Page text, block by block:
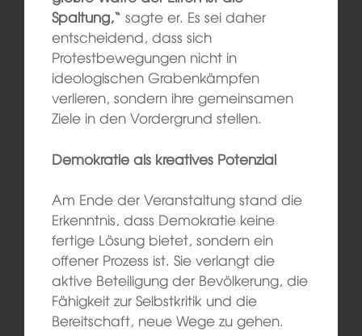
Spaltung,“ sagte er. Es sei daher
entscheidend, dass sich
Protestbewegungen nicht in
ideologischen Grabenkämpfen
verlieren, sondern ihre gemeinsamen
Ziele in den Vordergrund stellen.
Demokratie als kreatives Potenzial
Am Ende der Veranstaltung stand die
Erkenntnis, dass Demokratie keine
fertige Lösung bietet, sondern ein
offener Prozess ist. Sie verlangt die
aktive Beteiligung der Bevölkerung, die
Fähigkeit zur Selbstkritik und die
Bereitschaft, neue Wege zu gehen.